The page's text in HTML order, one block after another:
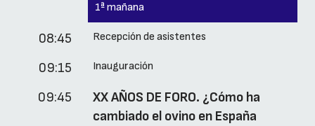
1ª mañana
08:45 Recepción de asistentes
09:15 Inauguración
09:45
XX AÑOS DE FORO. ¿Cómo ha
cambiado el ovino en España